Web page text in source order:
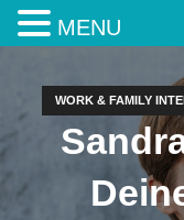
WORK & FAMILY
MENU